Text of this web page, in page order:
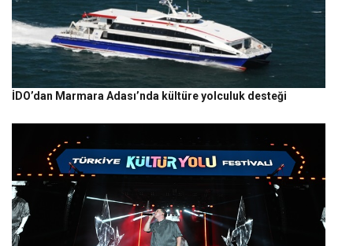
İDO’dan Marmara Adası’nda kültüre yolculuk desteği